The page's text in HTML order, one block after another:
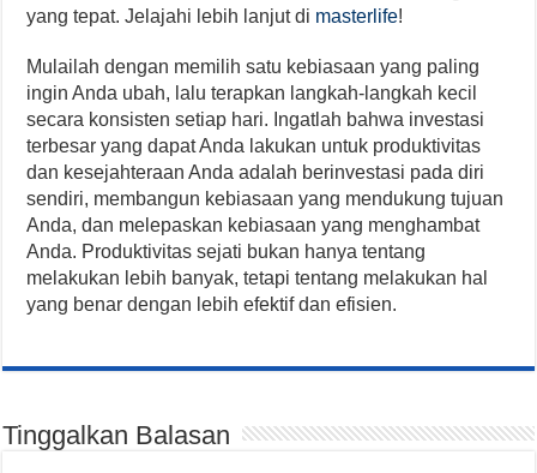
yang tepat. Jelajahi lebih lanjut di masterlife!
Mulailah dengan memilih satu kebiasaan yang paling
ingin Anda ubah, lalu terapkan langkah-langkah kecil
secara konsisten setiap hari. Ingatlah bahwa investasi
terbesar yang dapat Anda lakukan untuk produktivitas
dan kesejahteraan Anda adalah berinvestasi pada diri
sendiri, membangun kebiasaan yang mendukung tujuan
Anda, dan melepaskan kebiasaan yang menghambat
Anda. Produktivitas sejati bukan hanya tentang
melakukan lebih banyak, tetapi tentang melakukan hal
yang benar dengan lebih efektif dan efisien.
Tinggalkan Balasan